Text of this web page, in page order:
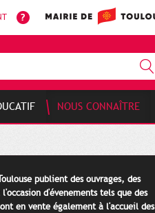
NOUS CONNAÎTRE
publient des ouvrages, des
d'évenements tels que des
en vente également à l'accueil des